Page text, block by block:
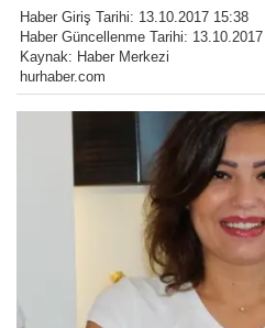
Haber Giriş Tarihi: 13.10.2017 15:38
Haber Güncellenme Tarihi:
Kaynak: Haber Merkezi
hurhaber.com